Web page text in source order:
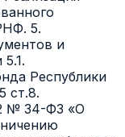
5.
и
Республики
ст.8.
№ 34-ФЗ «О